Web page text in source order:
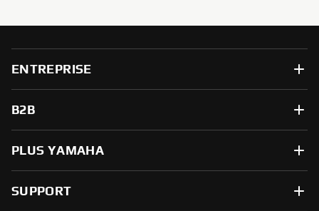
ENTREPRISE
B2B
PLUS YAMAHA
SUPPORT